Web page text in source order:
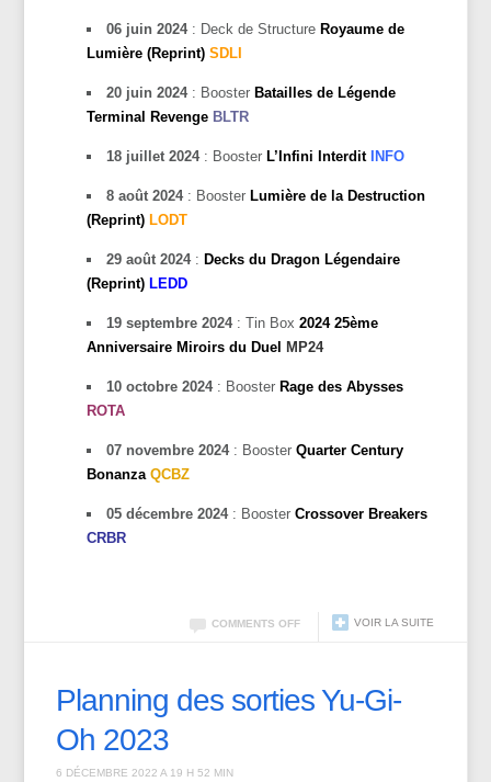
06 juin 2024: Deck de Structure Royaume de
Lumière (Reprint) SDLI
20 juin 2024: Booster Batailles de Légende
Terminal Revenge BLTR
18 juillet 2024: Booster L’Infini Interdit INFO
8 août 2024: Booster Lumière de la Destruction
(Reprint) LODT
29 août 2024: Decks du Dragon Légendaire
(Reprint) LEDD
19 septembre 2024: Tin Box 2024 25ème
Anniversaire Miroirs du Duel
MP24
10 octobre 2024: Booster Rage des Abysses
ROTA
07 novembre 2024: BoosterQuarter Century
Bonanza QCBZ
05 décembre 2024: BoosterCrossover Breakers
CRBR
VOIR LA SUITE
COMMENTS OFF
Planning des sorties Yu-Gi-
Oh 2023
6 DÉCEMBRE 2022 A 19 H 52 MIN